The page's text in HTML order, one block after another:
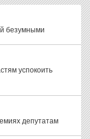
безумными
успокоить
депутатам